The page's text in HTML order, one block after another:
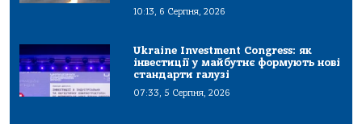
10:13, 6 Серпня, 2026
Ukraine Investment Congress: як
інвестиції у майбутнє формують нові
стандарти галузі
07:33, 5 Серпня, 2026